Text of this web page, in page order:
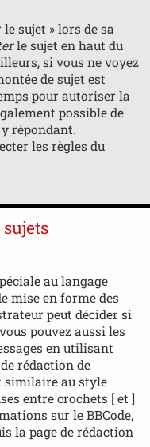
sujet » lors de sa
le sujet en haut du
si vous ne voyez
de sujet est
pour autoriser la
possible de
répondant.
les règles du
au langage
mise en forme des
peut décider si
pouvez aussi les
en utilisant
rédaction de
similaire au style
entre crochets [ et ]
sur le BBCode,
la page de rédaction